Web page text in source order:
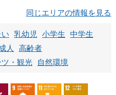
同じエリアの情報を見る
乳幼児 小学生
中学生
成人
高齢者
ツ・観光 自然環境